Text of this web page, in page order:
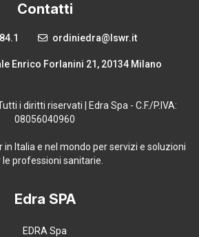
Contatti
ordiniedra@lswr.it
Enrico Forlanini 21, 20134 Milano
i diritti riservati | Edra Spa - C.F./P.IVA:
08056040960
in Italia e nel mondo per servizi e soluzioni
le professioni sanitarie.
Edra SPA
EDRA Spa